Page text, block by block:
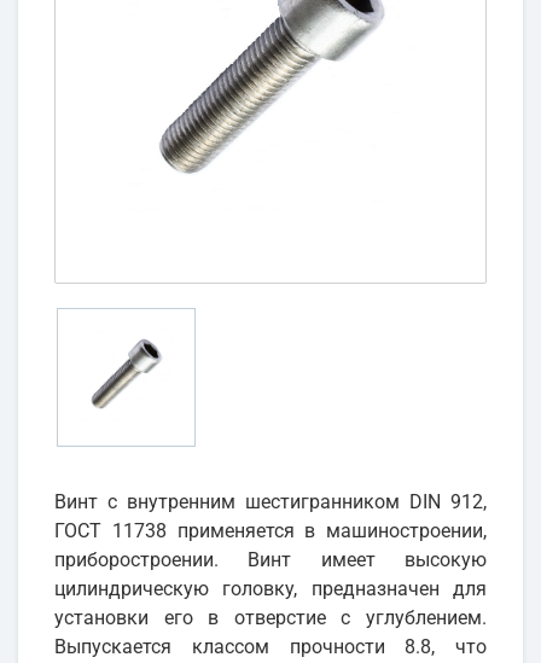
Винт с внутренним шестигранником DIN 912,
ГОСТ 11738 применяется в машиностроении,
приборостроении. Винт имеет высокую
цилиндрическую головку, предназначен для
установки его в отверстие с углублением.
Выпускается классом прочности 8.8, что